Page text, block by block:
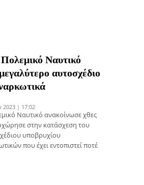
Ναυτικό
αυτοσχέδιο
2023 | 17:02
Ναυτικό ανακοίνωσε χθες
στην κατάσχεση του
υποβρυχίου
που έχει εντοπιστεί ποτέ